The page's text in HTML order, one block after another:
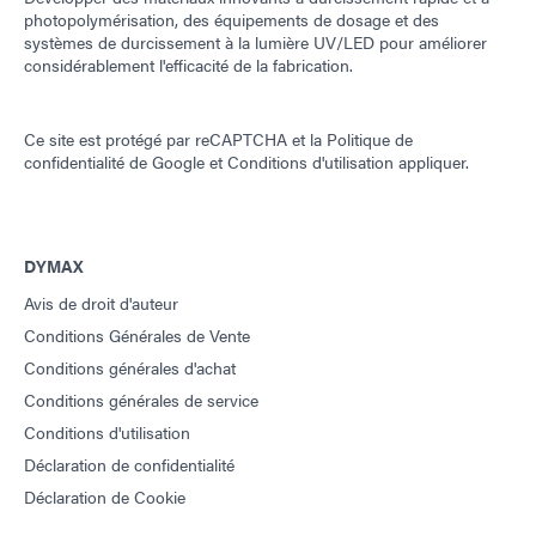
photopolymérisation, des équipements de dosage et des
systèmes de durcissement à la lumière UV/LED pour améliorer
considérablement l'efficacité de la fabrication.
Ce site est protégé par reCAPTCHA et la Politique de
confidentialité de Google etConditions d'utilisation appliquer.
DYMAX
Avis de droit d'auteur
Conditions Générales de Vente
Conditions générales d'achat
Conditions générales de service
Conditions d'utilisation
Déclaration de confidentialité
Déclaration de Cookie